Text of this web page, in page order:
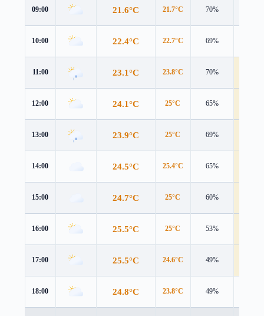
09:00 21.6°C 21.7°C 70%
10:00 22.4°C 22.7°C 69%
11:00 23.1°C 23.8°C 70%
12:00 24.1°C 25°C 65%
13:00 23.9°C 25°C 69%
14:00 24.5°C 25.4°C 65%
15:00 24.7°C 25°C 60%
16:00 25.5°C 25°C 53%
17:00 25.5°C 24.6°C 49%
18:00 24.8°C 23.8°C 49%